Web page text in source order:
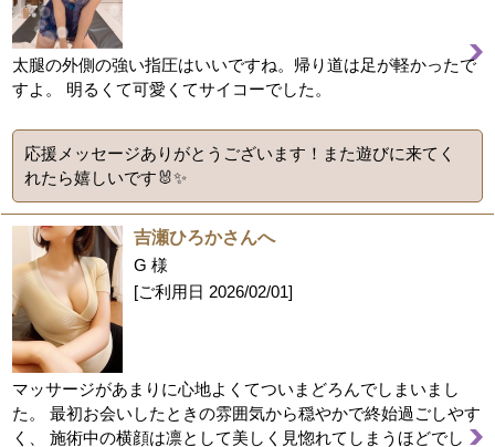
太腿の外側の強い指圧はいいですね。帰り道は足が軽かったで
すよ。 明るくて可愛くてサイコーでした。
応援メッセージありがとうございます！また遊びに来てく
れたら嬉しいです🐰✨
吉瀬ひろかさんへ
G 様
[ご利用日 2026/02/01]
マッサージがあまりに心地よくてついまどろんでしまいまし
た。 最初お会いしたときの雰囲気から穏やかで終始過ごしやす
く、 施術中の横顔は凛として美しく見惚れてしまうほどでし